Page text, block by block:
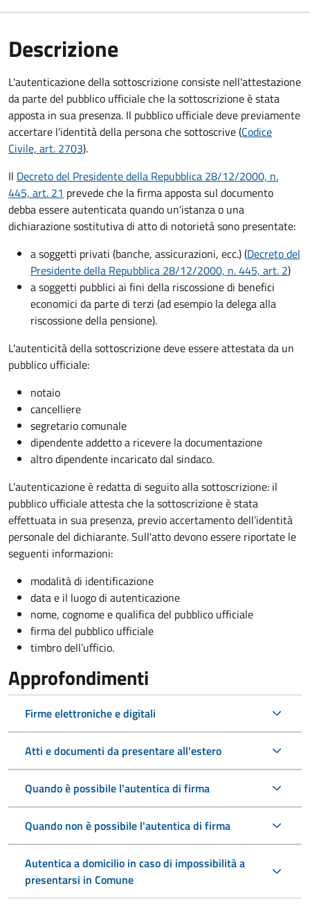
Descrizione
L'autenticazione della sottoscrizione consiste nell'attestazione
da parte del pubblico ufficiale che la sottoscrizione è stata
apposta in sua presenza. Il pubblico ufficiale deve previamente
accertare l'identità della persona che sottoscrive (Codice
Civile, art. 2703).
Il Decreto del Presidente della Repubblica 28/12/2000, n.
445, art. 21 prevede che la firma apposta sul documento
debba essere autenticata quando un'istanza o una
dichiarazione sostitutiva di atto di notorietà sono presentate:
a soggetti privati​​​​​ (banche, assicurazioni, ecc.) (Decreto del
Presidente della Repubblica 28/12/2000, n. 445, art. 2)
a soggetti pubblici ai fini della riscossione di benefici
economici da parte di terzi (ad esempio la delega alla
riscossione della pensione).
L'autenticità della sottoscrizione deve essere attestata da un
pubblico ufficiale:
notaio
cancelliere
segretario comunale
dipendente addetto a ricevere la documentazione
altro dipendente incaricato dal sindaco.
L’autenticazione è redatta di seguito alla sottoscrizione: il
pubblico ufficiale attesta che la sottoscrizione è stata
effettuata in sua presenza, previo accertamento dell’identità
personale del dichiarante. Sull'atto devono essere riportate le
seguenti informazioni:
modalità di identificazione
data e il luogo di autenticazione
nome, cognome e qualifica del pubblico ufficiale
firma del pubblico ufficiale
timbro dell’ufficio.
Approfondimenti
Firme elettroniche e digitali
Atti e documenti da presentare all'estero
Quando è possibile l'autentica di firma
Quando non è possibile l'autentica di firma
Autentica a domicilio in caso di impossibilità a
presentarsi in Comune